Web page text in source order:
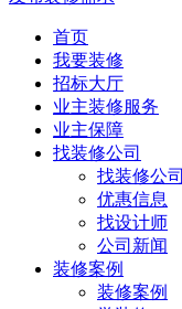
首页
我要装修
招标大厅
业主装修服务
业主保障
找装修公司
找装修公司
优惠信息
找设计师
公司新闻
装修案例
装修案例